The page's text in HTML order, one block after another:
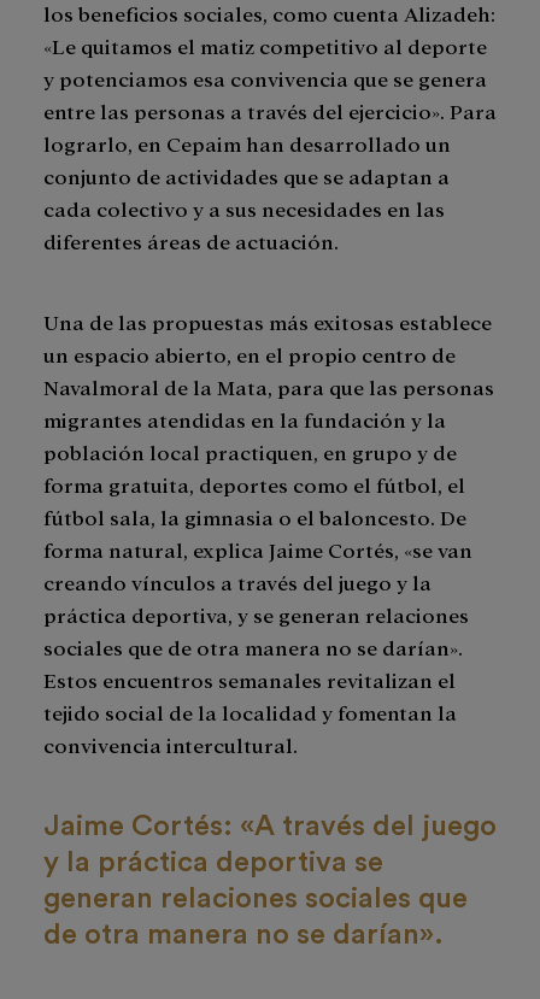
los beneficios sociales, como cuenta Alizadeh:
«Le quitamos el matiz competitivo al deporte
y potenciamos esa convivencia que se genera
entre las personas a través del ejercicio». Para
lograrlo, en Cepaim han desarrollado un
conjunto de actividades que se adaptan a
cada colectivo y a sus necesidades en las
diferentes áreas de actuación.
Una de las propuestas más exitosas establece
un espacio abierto, en el propio centro de
Navalmoral de la Mata, para que las personas
migrantes atendidas en la fundación y la
población local practiquen, en grupo y de
forma gratuita, deportes como el fútbol, el
fútbol sala, la gimnasia o el baloncesto. De
forma natural, explica Jaime Cortés, «se van
creando vínculos a través del juego y la
práctica deportiva, y se generan relaciones
sociales que de otra manera no se darían».
Estos encuentros semanales revitalizan el
tejido social de la localidad y fomentan la
convivencia intercultural.
Jaime Cortés: «A través del juego
y la práctica deportiva se
generan relaciones sociales que
de otra manera no se darían».